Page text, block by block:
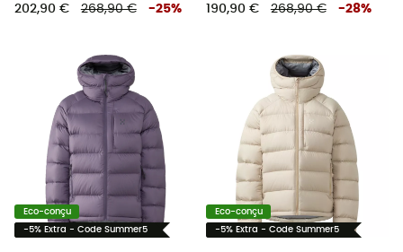
202,90 € 268,90 € -25% 190,90 € 268,90 € -28%
Eco-conçu
-5% Extra - Code Summer5
Eco-conçu
-5% Extra - Code Summer5